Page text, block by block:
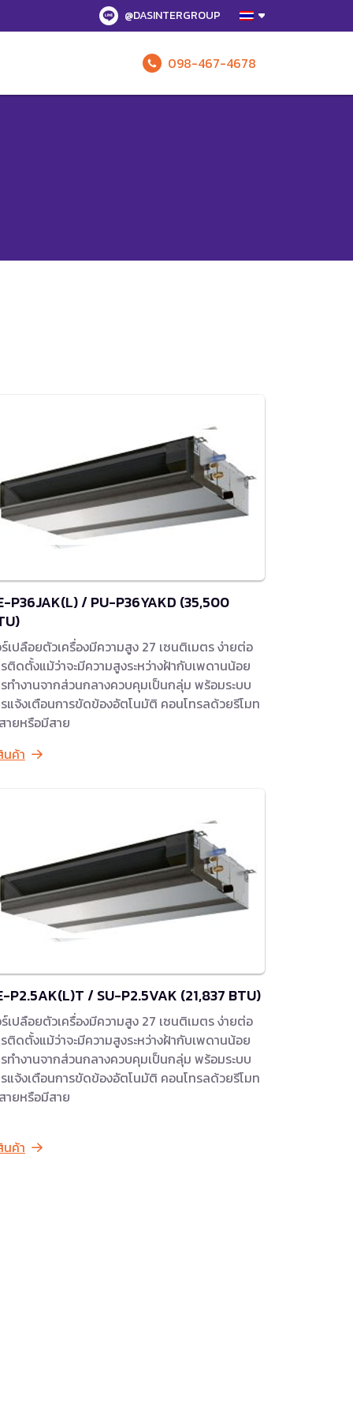
@DASINTERGROUP
098-467-4678
P36JAK(L) / PU-P36YAKD (35,500
เปลือยตัวเครื่องมีความสูง 27 เซนติเมตร ง่ายต่อ
ติดตั้งแม้ว่าจะมีความสูงระหว่างฝ้ากับเพดานน้อย
ทำงานจากส่วนกลางควบคุมเป็นกลุ่ม พร้อมระบบ
แจ้งเตือนการขัดข้องอัตโนมัติ คอนโทรลด้วยรีโมท
ายหรือมีสาย
ค้า
P2.5AK(L)T / SU-P2.5VAK (21,837 BTU)
เปลือยตัวเครื่องมีความสูง 27 เซนติเมตร ง่ายต่อ
ติดตั้งแม้ว่าจะมีความสูงระหว่างฝ้ากับเพดานน้อย
ทำงานจากส่วนกลางควบคุมเป็นกลุ่ม พร้อมระบบ
แจ้งเตือนการขัดข้องอัตโนมัติ คอนโทรลด้วยรีโมท
ายหรือมีสาย
ค้า